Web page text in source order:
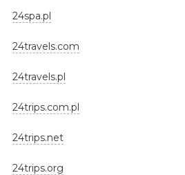
24spa.pl
24travels.com
24travels.pl
24trips.com.pl
24trips.net
24trips.org